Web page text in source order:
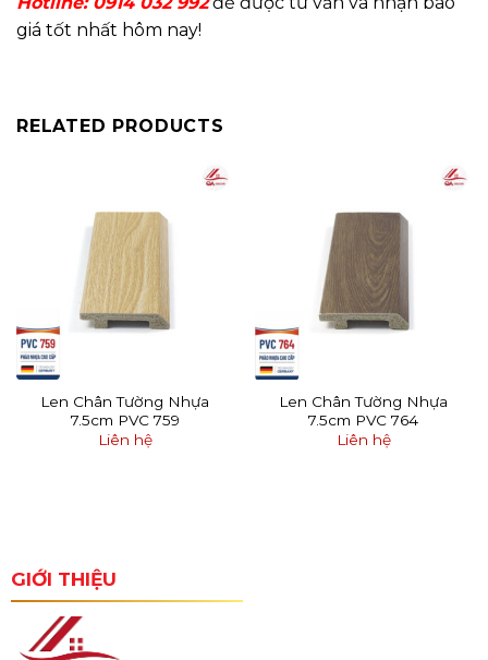
giá tốt nhất hôm nay!
RELATED PRODUCTS
Len Chân Tường Nhựa
7.5cm PVC 759
Liên hệ
Len Chân Tường Nhựa
7.5cm PVC 764
Liên hệ
GIỚI THIỆU